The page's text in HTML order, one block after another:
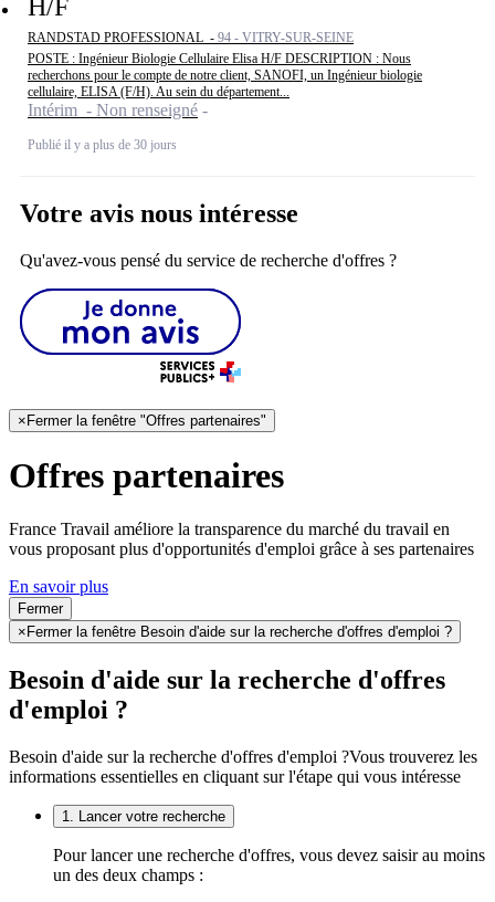
H/F
RANDSTAD PROFESSIONAL - 94 - VITRY-SUR-SEINE
POSTE : Ingénieur Biologie Cellulaire Elisa H/F DESCRIPTION : Nous
recherchons pour le compte de notre client, SANOFI, un Ingénieur biologie
cellulaire, ELISA (F/H). Au sein du département...
Intérim - Non renseigné
Publié il y a plus de 30 jours
Votre avis nous intéresse
Qu'avez-vous pensé du service de recherche d'offres ?
×Fermer la fenêtre "Offres partenaires"
Offres partenaires
France Travail améliore la transparence du marché du travail en
vous proposant plus d'opportunités d'emploi grâce à ses partenaires
En savoir plus
Fermer
× Fermer la fenêtre Besoin d'aide sur la recherche d'offres d'emploi ?
Besoin d'aide sur la recherche d'offres
d'emploi ?
Besoin d'aide sur la recherche d'offres d'emploi ?Vous trouverez les
informations essentielles en cliquant sur l'étape qui vous intéresse
1. Lancer votre recherche
Pour lancer une recherche d'offres, vous devez saisir au moins
un des deux champs :